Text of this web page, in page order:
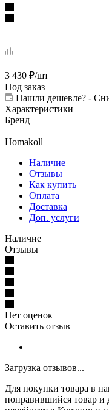
3 430 ₽/шт
Под заказ
Нашли дешевле? -
Характеристики
Бренд
—
Homakoll
Наличие
Отзывы
Как купить
Оплата
Доставка
Доп. услуги
Наличие
Отзывы
Нет оценок
Оставить отзыв
Загрузка отзывов...
Для покупки товара в
понравившийся товар и